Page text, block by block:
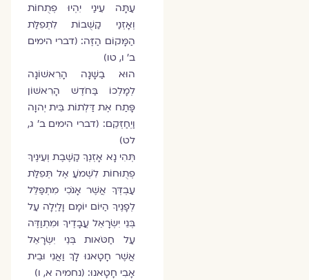
עַתָּה עֵינַי יִהְיוּ פְתֻחוֹת
וְאָזְנַי קַשֻּׁבוֹת לִתְפִלַּת
הַמָּקוֹם הַזֶּה: (דברי הימים
ב’ ו, טו)
הוּא בַשָּׁנָה הָרִאשׁוֹנָה
לְמָלְכוֹ בַּחֹדֶשׁ הָרִאשׁוֹן
פָּתַח אֶת דַּלְתוֹת בֵּית יְהוָה
וַיְחַזְּקֵם: (דברי הימים ב’ ג,
לט)
תְּהִי נָא אָזְנְךָ קַשֶּׁבֶת וְעֵינֶיךָ
פְתֻוּחוֹת לִשְׁמֹעַ אֶל תְּפִלַּת
עַבְדְּךָ אֲשֶׁר אָנֹכִי מִתְפַּלֵּל
לְפָנֶיךָ הַיּוֹם יוֹמָם וָלַיְלָה עַל
בְּנֵי יִשְׂרָאֵל עֲבָדֶיךָ וּמִתְוַדֶּה
עַל חַטֹּאות בְּנֵי יִשְׂרָאֵל
אֲשֶׁר חָטָאנוּ לָךְ וַאֲנִי וּבֵית
אָבִי חָטָאנוּ: (נחמיה א, ו)